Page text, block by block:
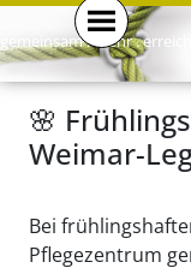
gemeinsam . mehr .
🌸
Weimar-
Bei
Pflegezentrum